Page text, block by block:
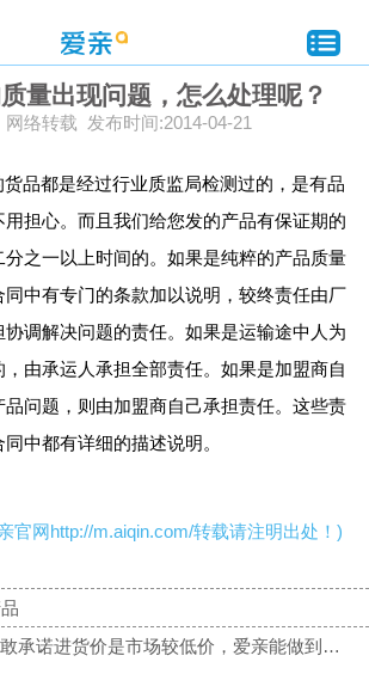
量出现问题，怎么处理呢？
网络转载 发布时间:2014-04-21
品都是经过行业质监局检测过的，是有品
用担心。而且我们给您发的产品有保证期的
之一以上时间的。如果是纯粹的产品质量
中有专门的条款加以说明，较终责任由厂
调解决问题的责任。如果是运输途中人为
由承运人承担全部责任。如果是加盟商自
问题，则由加盟商自己承担责任。这些责
中都有详细的描述说明。
官网http://m.aiqin.com/转载请注明出处！)
上一篇：有的公司敢承诺进货价是市场较低价，爱亲能做到这一点吗？